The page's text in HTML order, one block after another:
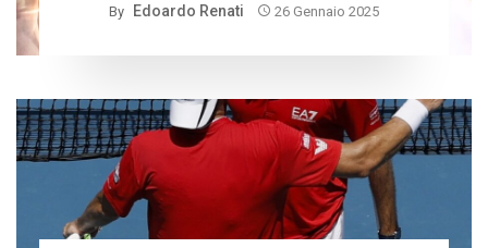
By Edoardo Renati 26 Gennaio 2025